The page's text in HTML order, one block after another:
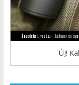
ÚJ!